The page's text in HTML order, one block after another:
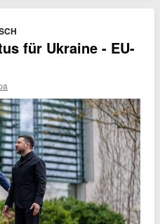
für Ukraine - EU-